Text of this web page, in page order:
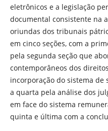
eletrônicos e a legislação
documental consistente na
oriundas dos tribunais
em cinco seções, com a
pela segunda seção que
contemporâneos dos
incorporação do sistema de
a quarta pela análise dos
em face do sistema
quinta e última com a